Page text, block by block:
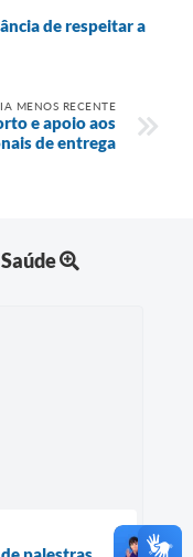
de respeitar a
MENOS RECENTE
e apoio aos
de entrega
Saúde